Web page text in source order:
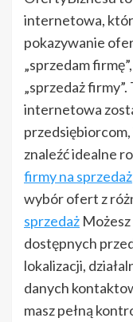
internetowa,
pokazywanie
„sprzedam
„sprzedaż
internetowa
znaleźć idealne
firmy na sprzedaż
wybór ofert z
sprzedaż
dostępnych
lokalizacji,
danych
masz pełną